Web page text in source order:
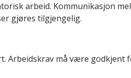
arbeid. Kommunikasjon
gjøres tilgjengelig.
Arbeidskrav må være godkjent